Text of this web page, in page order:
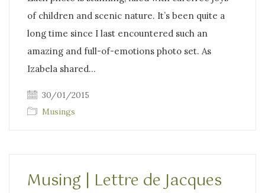
of children and scenic nature. It’s been quite a
long time since I last encountered such an
amazing and full-of-emotions photo set. As
Izabela shared…
30/01/2015
Musings
Musing | Lettre de Jacques